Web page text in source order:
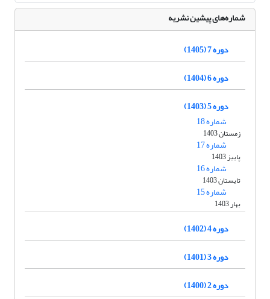
شماره‌های پیشین نشریه
دوره 7 (1405)
دوره 6 (1404)
دوره 5 (1403)
شماره 18
زمستان 1403
شماره 17
پاییز 1403
شماره 16
تابستان 1403
شماره 15
بهار 1403
دوره 4 (1402)
دوره 3 (1401)
دوره 2 (1400)